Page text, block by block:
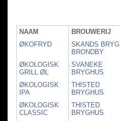
NAAM BROUWERIJ
ØKOFRYD
SKANDS BRYG
BRONDBY
ØKOLOGISK
GRILL ØL
SVANEKE
BRYGHUS
ØKOLOGISK
IPA
THISTED
BRYGHUS
ØKOLOGISK
CLASSIC
THISTED
BRYGHUS